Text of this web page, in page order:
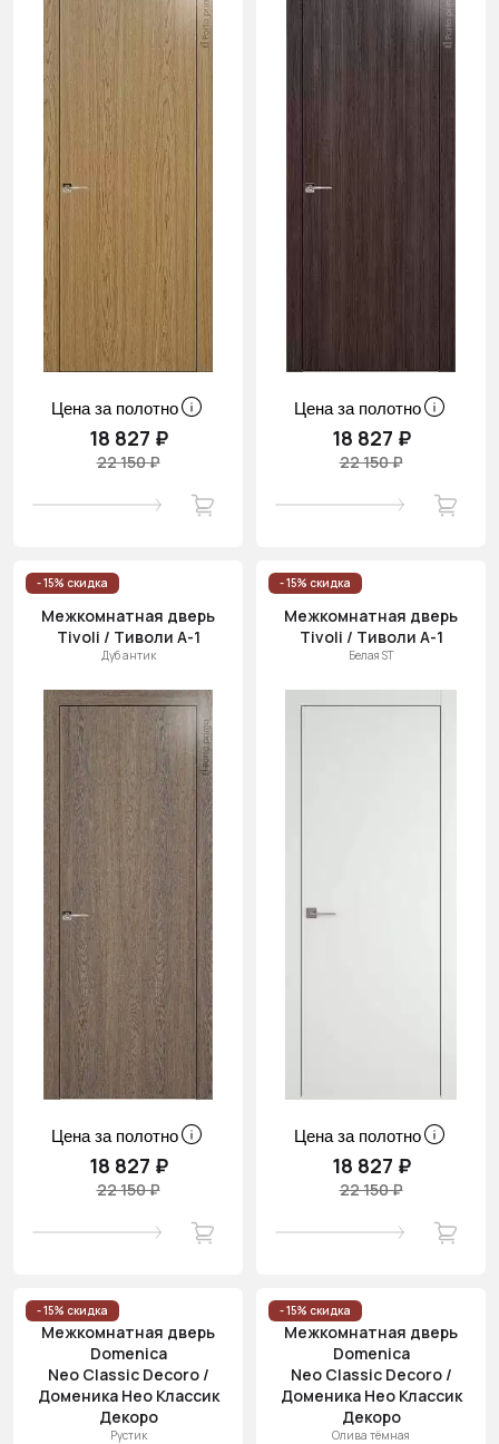
Цена за полотно
18 827 ₽
22 150 ₽
Цена за полотно
18 827 ₽
22 150 ₽
- 15% скидка
Межкомнатная дверь
Tivoli / Тиволи А-1
Дуб антик
Цена за полотно
18 827 ₽
22 150 ₽
- 15% скидка
Межкомнатная дверь
Tivoli / Тиволи А-1
Белая ST
Цена за полотно
18 827 ₽
22 150 ₽
- 15% скидка
Межкомнатная дверь
Domenica
Neo Classic Decoro /
Доменика Нео Классик
Декоро
Рустик
- 15% скидка
Межкомнатная дверь
Domenica
Neo Classic Decoro /
Доменика Нео Классик
Декоро
Олива тёмная